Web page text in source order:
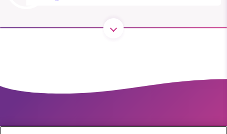
miljödebatten framåt genom
nyhetsbevakning och granskningar. Nu vill vi
vill hjälpa oss.